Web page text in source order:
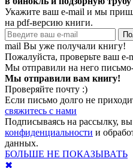
Укажите ваш e-mail и мы
на pdf-версию книги.
mail Вы уже получали книгу!
Пожалуйста, проверьте ваш e-
Мы отправили на него
Мы отправили вам книгу!
Проверяйте почту :)
Если письмо долго не
свяжитесь с нами
Подписываясь на рассылку, вы
конфиденциальности и
данных.
БОЛЬШЕ НЕ ПОКАЗЫВАТЬ
✖